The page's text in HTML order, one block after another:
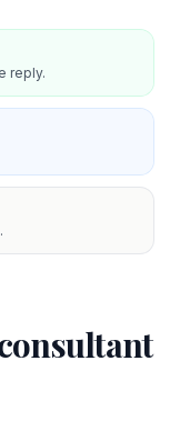
reply.